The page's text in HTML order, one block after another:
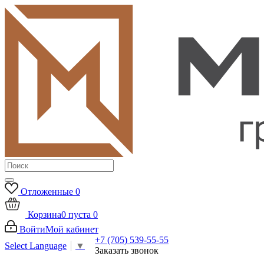
Отложенные 0
Корзина0 пуста 0
ВойтиМой кабинет
Select Language
▼
+7 (705) 539-55-55
Заказать звонок